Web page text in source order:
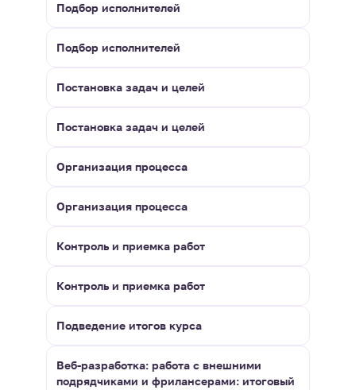
Подбор исполнителей
Подбор исполнителей
Постановка задач и целей
Постановка задач и целей
Организация процесса
Организация процесса
Контроль и приемка работ
Контроль и приемка работ
Подведение итогов курса
Веб-разработка: работа с внешними
подрядчиками и фрилансерами: итоговый